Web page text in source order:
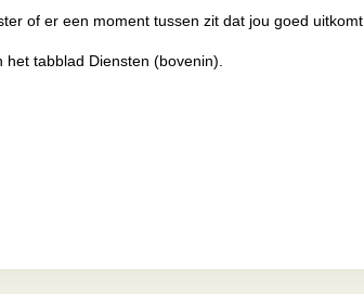
of er een moment tussen zit dat jou goed uitkomt.
tabblad Diensten (bovenin).